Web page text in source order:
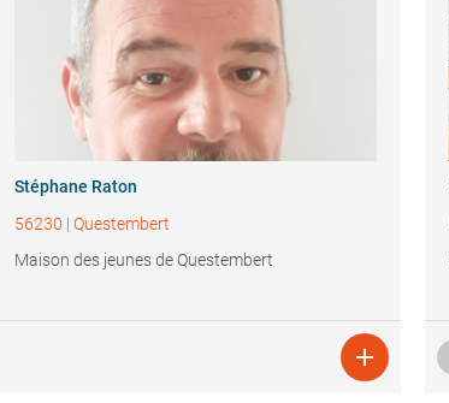
Stéphane Raton
56230 | Questembert
Maison des jeunes de Questembert
